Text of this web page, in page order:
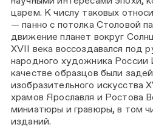
царем. К числу таковых
— панно с потолка Столовой
движение планет вокруг
XVII века воссоздавался под
народного художника России
качестве образцов были
изобразительного искусства
храмов Ярославля и Ростова
миниатюры и гравюры, в том
изданий.